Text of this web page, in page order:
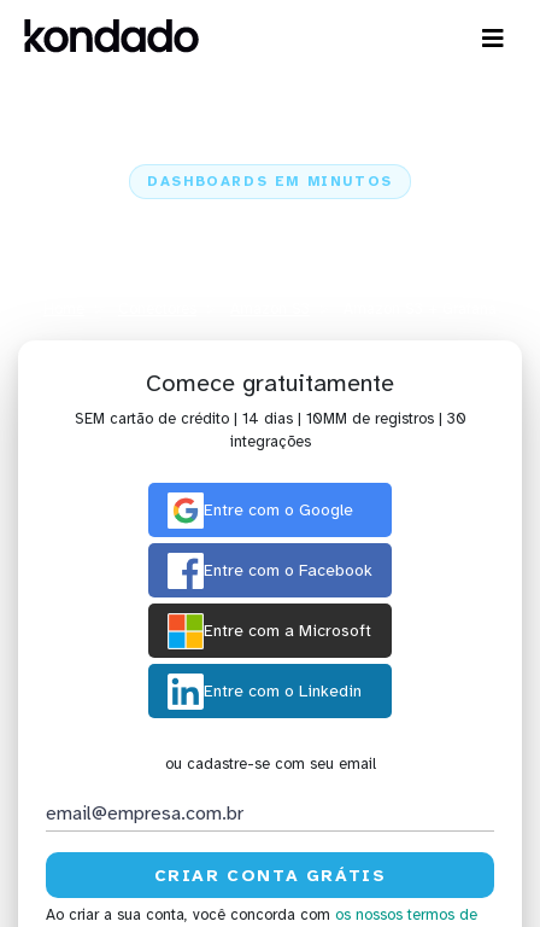
DASHBOARDS EM MINUTOS
Comece gratuitamente
SEM cartão de crédito | 14 dias | 10MM de registros | 30
integrações
Entre com o Google
Entre com o Facebook
Entre com a Microsoft
Entre com o Linkedin
ou cadastre-se com seu email
Ao criar a sua conta, você concorda com os nossos termos de